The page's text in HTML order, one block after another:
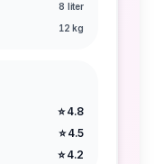
8 liter
12 kg
⭐ 4.8
⭐ 4.5
⭐ 4.2